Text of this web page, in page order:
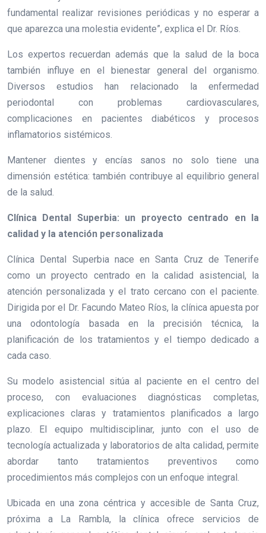
fundamental realizar revisiones periódicas y no esperar a
que aparezca una molestia evidente”, explica el Dr. Ríos.
Los expertos recuerdan además que la salud de la boca
también influye en el bienestar general del organismo.
Diversos estudios han relacionado la enfermedad
periodontal con problemas cardiovasculares,
complicaciones en pacientes diabéticos y procesos
inflamatorios sistémicos.
Mantener dientes y encías sanos no solo tiene una
dimensión estética: también contribuye al equilibrio general
de la salud.
Clínica Dental Superbia: un proyecto centrado en la
calidad y la atención personalizada
Clínica Dental Superbia nace en Santa Cruz de Tenerife
como un proyecto centrado en la calidad asistencial, la
atención personalizada y el trato cercano con el paciente.
Dirigida por el Dr. Facundo Mateo Ríos, la clínica apuesta por
una odontología basada en la precisión técnica, la
planificación de los tratamientos y el tiempo dedicado a
cada caso.
Su modelo asistencial sitúa al paciente en el centro del
proceso, con evaluaciones diagnósticas completas,
explicaciones claras y tratamientos planificados a largo
plazo. El equipo multidisciplinar, junto con el uso de
tecnología actualizada y laboratorios de alta calidad, permite
abordar tanto tratamientos preventivos como
procedimientos más complejos con un enfoque integral.
Ubicada en una zona céntrica y accesible de Santa Cruz,
próxima a La Rambla, la clínica ofrece servicios de